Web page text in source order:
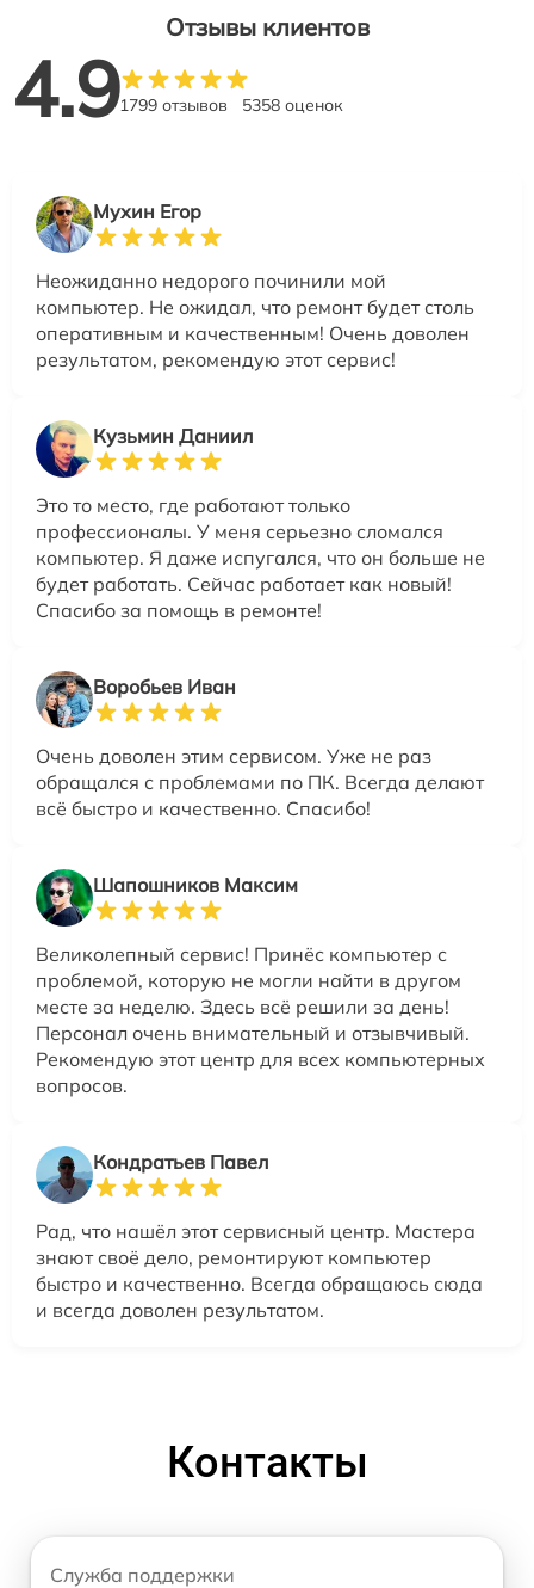
Отзывы клиентов
4.91799 отзывов 5358 оценок
Мухин Егор
Неожиданно недорого починили мой
компьютер. Не ожидал, что ремонт будет столь
оперативным и качественным! Очень доволен
результатом, рекомендую этот сервис!
Кузьмин Даниил
Это то место, где работают только
профессионалы. У меня серьезно сломался
компьютер. Я даже испугался, что он больше не
будет работать. Сейчас работает как новый!
Спасибо за помощь в ремонте!
Воробьев Иван
Очень доволен этим сервисом. Уже не раз
обращался с проблемами по ПК. Всегда делают
всё быстро и качественно. Спасибо!
Шапошников Максим
Великолепный сервис! Принёс компьютер с
проблемой, которую не могли найти в другом
месте за неделю. Здесь всё решили за день!
Персонал очень внимательный и отзывчивый.
Рекомендую этот центр для всех компьютерных
вопросов.
Кондратьев Павел
Рад, что нашёл этот сервисный центр. Мастера
знают своё дело, ремонтируют компьютер
быстро и качественно. Всегда обращаюсь сюда
и всегда доволен результатом.
Контакты
Служба поддержки